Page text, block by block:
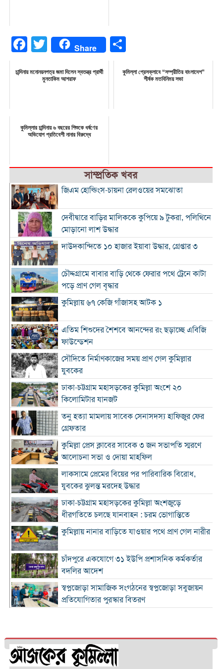
Facebook
Twitter Share
চান্দিনায় মনোনয়নপত্র জমা দিলেন স্বতন্ত্র প্রার্থী
মুনতাকিম আশরাফ
কুমিল্লা প্রেসক্লাবে “সম্প্রীতির বাংলাদেশ”
শীর্ষক মতবিনিময় সভা
কুমিল্লার চান্দিনায় ৬ বছরের শিশুকে ধর্ষণের
অভিযোগ প্রতিবেশী নানার বিরুদ্ধে
সাম্প্রতিক খবর
জিএম হোল্ডিংস-চায়না রেলওয়ের সমঝোতা
দেবীদ্বারে বাড়ির মালিককে কুপিয়ে ৯ টুকরা, পলিথিনে
মোড়ানো লাশ উদ্ধার
দাউদকান্দিতে ১০ হাজার ইয়াবা উদ্ধার, গ্রেপ্তার ৩
চৌদ্দগ্রামে বাবার বাড়ি থেকে ফেরার পথে ট্রেনে কাটা
পড়ে প্রাণ গেল বৃদ্ধার
কুমিল্লায় ৬৭ কেজি গাঁজাসহ আটক ১
এতিম শিশুদের শৈশবে আনন্দের রং ছড়াচ্ছে এবিজি
ফাউন্ডেশন
সৌদিতে নির্মাণকাজের সময় প্রাণ গেল কুমিল্লার
যুবকের
ঢাকা-চট্টগ্রাম মহাসড়কের কুমিল্লা অংশে ২০
কিলোমিটার যানজট
তনু হত্যা মামলায় সাবেক সেনাসদস্য হাফিজুর ফের
গ্রেফতার
কুমিল্লা প্রেস ক্লাবের সাবেক ৩ জন সভাপতি স্মরণে
আলোচনা সভা ও দোয়া মাহফিল
লাকসামে প্রেমের বিয়ের পর পারিবারিক বিরোধ,
যুবকের ঝুলন্ত মরদেহ উদ্ধার
ঢাকা-চট্টগ্রাম মহাসড়কের কুমিল্লা অংশজুড়ে
ধীরগতিতে চলছে যানবাহন : চরম ভোগান্তিতে
কুমিল্লায় নানার বাড়িতে যাওয়ার পথে প্রাণ গেল নারীর
চাঁদপুরে একযোগে ৩১ ইউপি প্রশাসনিক কর্মকর্তার
বদলির আদেশ
স্বপ্নজোড়া সামাজিক সংগঠনের স্বপ্নজোড়া সবুজায়ন
প্রতিযোগিতার পুরস্কার বিতরণ
কুমিল্লা ও ব্রাহ্মণবাড়িয়া সীমান্তে বিজিবির অভিযানে
২৬ লাখ টাকার ভারতীয় পণ্যসহ আটক ৩